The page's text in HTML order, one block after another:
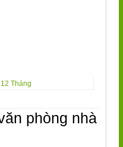
12 Tháng
phòng nhà